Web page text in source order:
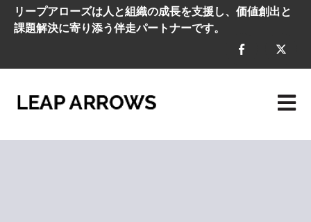
リープアローズは人と組織の成長を支援し、価値創出と
課題解決に寄り添う伴走パートナーです。
メイ